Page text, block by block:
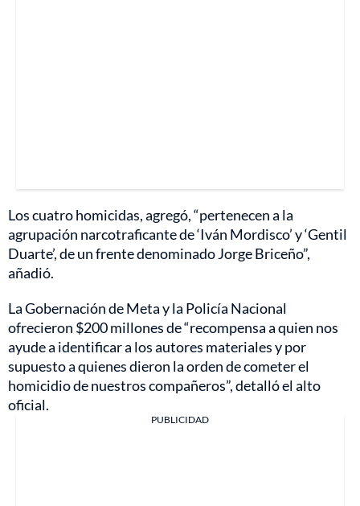
Los cuatro homicidas, agregó, “pertenecen a la
agrupación narcotraficante de ‘Iván Mordisco’ y ‘Gentil
Duarte’, de un frente denominado Jorge Briceño”,
añadió.
La Gobernación de Meta y la Policía Nacional
ofrecieron $200 millones de “recompensa a quien nos
ayude a identificar a los autores materiales y por
supuesto a quienes dieron la orden de cometer el
homicidio de nuestros compañeros”, detalló el alto
oficial.
PUBLICIDAD